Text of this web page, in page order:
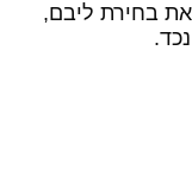
בחירת ליבם,